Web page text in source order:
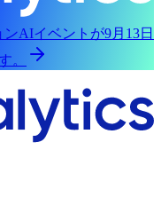
AIイベントが9月13日
。